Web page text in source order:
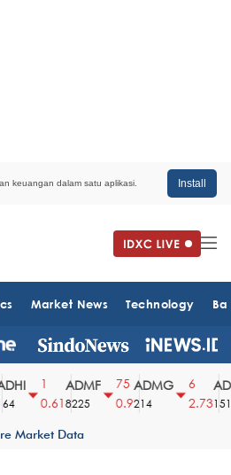
keuangan dalam satu aplikasi. Install
Market News Technology
0.61
ADMF
8225
75
0.9
ADMG
214
2.731510
Market Data